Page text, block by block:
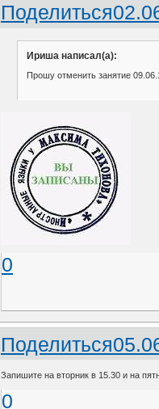
Поделиться
Ириша написал(а):
Прошу отменить занятие
0
Поделиться
Запишите на вторник в 15.30 и на
0